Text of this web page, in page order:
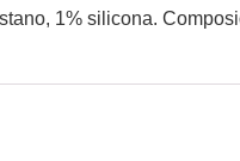
1% silicona.